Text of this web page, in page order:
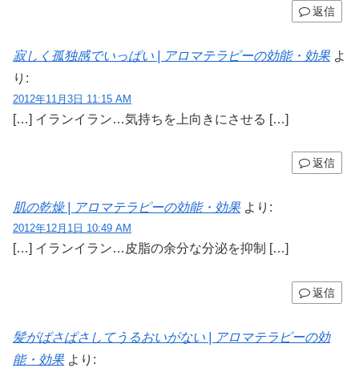
返信
寂しく孤独感でいっぱい | アロマテラピーの効能・効果 よ
り:
2012年11月3日 11:15 AM
[…] イランイラン…気持ちを上向きにさせる […]
返信
肌の乾燥 | アロマテラピーの効能・効果 より:
2012年12月1日 10:49 AM
[…] イランイラン…皮脂の余分な分泌を抑制 […]
返信
髪がぱさぱさしてうるおいがない | アロマテラピーの効
能・効果 より: